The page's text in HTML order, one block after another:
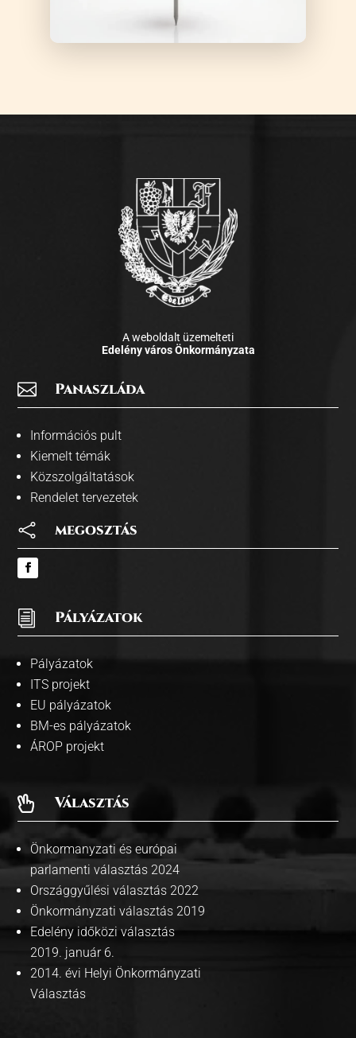
A weboldalt üzemelteti
Edelény város Önkormányzata
 Panaszláda
Információs pult
Kiemelt témák
Közszolgáltatások
Rendelet tervezetek
 megosztás
i Pályázatok
Pályázatok
ITS projekt
EU pályázatok
BM-es pályázatok
ÁROP projekt
 Választás
Önkormanyzati és európai
parlamenti választás 2024
Országgyűlési választás 2022
Önkormányzati választás 2019
Edelény időközi választás
2019. január 6.
2014. évi Helyi Önkormányzati
Választás